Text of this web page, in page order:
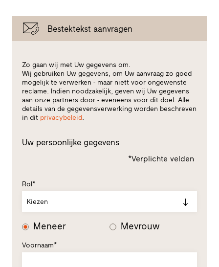
Bestektekst aanvragen
Zo gaan wij met Uw gegevens om.
Wij gebruiken Uw gegevens, om Uw aanvraag zo goed
mogelijk te verwerken - maar niett voor ongewenste
reclame. Indien noodzakelijk, geven wij Uw gegevens
aan onze partners door - eveneens voor dit doel. Alle
details van de gegevensverwerking worden beschreven
in dit privacybeleid.
Uw persoonlijke gegevens
*Verplichte velden
Rol*
Kiezen
Meneer Mevrouw
Voornaam*